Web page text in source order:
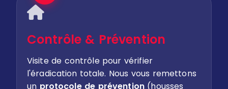
Contrôle & Prévention
Visite de contrôle pour vérifier
l'éradication totale. Nous vous remettons
un protocole de prévention(housses